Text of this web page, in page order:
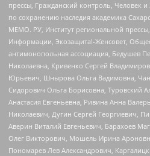
прессы, Гражданский контроль, Человек
по сохранению наследия академика
МЕМО. РУ, Институт региональной
Информации, Экозащита!-Женсовет,
антимонопольная ассоциация, Бедушев
Николаевна, Кривенко Сергей
Юрьевич, Шнырова Ольга Вадимовна,
Сидорович Ольга Борисовна, Туровский
Анастасия Евгеньевна, Ривина Анна
Николаевич, Дугин Сергей Георгиевич,
Аверин Виталий Евгеньевич, Барахоев
Олег Викторович, Мошель Ирина
Пономарев Лев Александрович,